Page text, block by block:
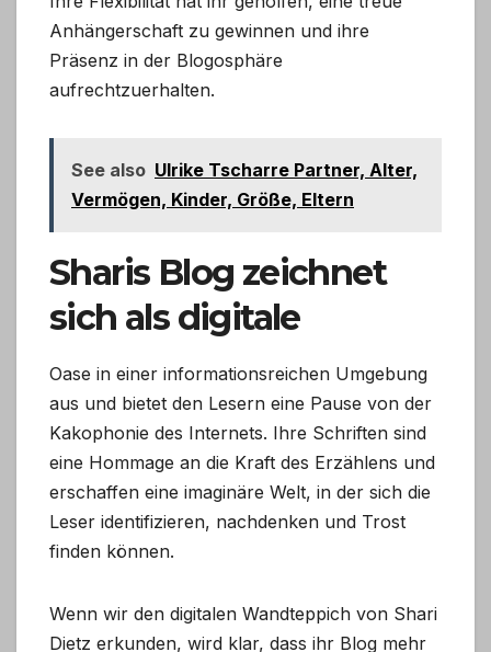
Anhängerschaft zu gewinnen und ihre
Präsenz in der Blogosphäre
aufrechtzuerhalten.
See also Ulrike Tscharre Partner, Alter,
Vermögen, Kinder, Größe, Eltern
Sharis Blog zeichnet
sich als digitale
Oase in einer informationsreichen Umgebung
aus und bietet den Lesern eine Pause von der
Kakophonie des Internets. Ihre Schriften sind
eine Hommage an die Kraft des Erzählens und
erschaffen eine imaginäre Welt, in der sich die
Leser identifizieren, nachdenken und Trost
finden können.
Wenn wir den digitalen Wandteppich von Shari
Dietz erkunden, wird klar, dass ihr Blog mehr